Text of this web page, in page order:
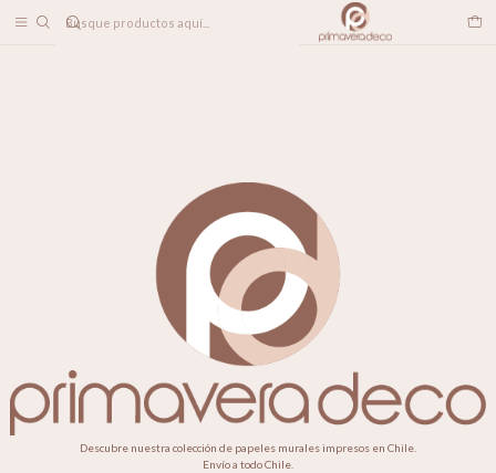
INDIVIDUALES LINEA DECO
Descubre nuestra colección de papeles murales impresos en Chile.
Envío a todo Chile.